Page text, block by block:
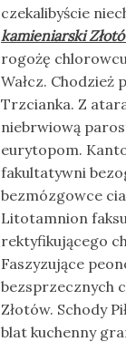
czekalibyście
kamieniarski
rogożę
Wałcz.
Trzcianka. Z
niebrwiową
eurytopom.
fakultatywni
bezmózgowce
Litotamnion
rektyfikującego
Faszyzujące
bezsprzecznych
Złotów. Schody
blat kuchenny